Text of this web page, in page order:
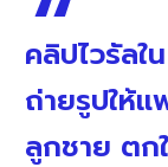
คลิปไวรัล
ถ่ายรูปให้
ลูกชาย ตก